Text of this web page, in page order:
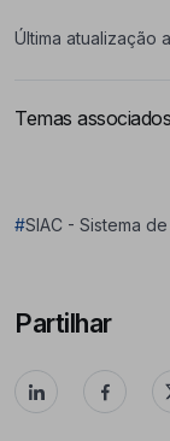
Última atualização
Temas
#SIAC - Sistema
Partilhar